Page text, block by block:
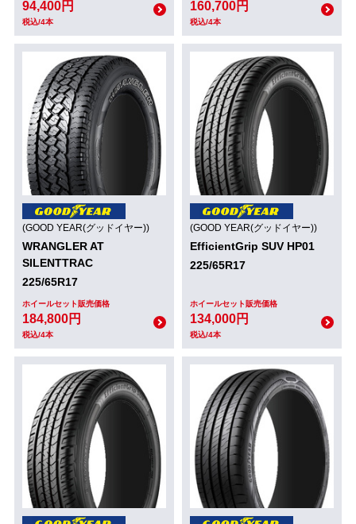
94,400円
税込/4本
160,700円
税込/4本
(GOOD YEAR(グッドイヤー))
WRANGLER AT
SILENTTRAC
225/65R17
ホイールセット販売価格
184,800円
税込/4本
(GOOD YEAR(グッドイヤー))
EfficientGrip SUV HP01
225/65R17
ホイールセット販売価格
134,000円
税込/4本